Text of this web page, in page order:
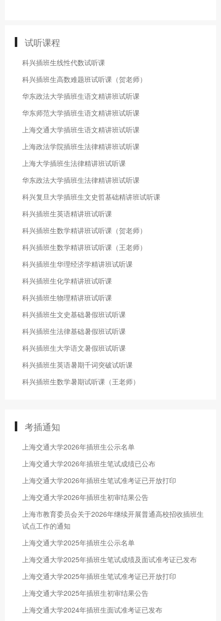
试听课程
科兴插班生线性代数试听课
科兴插班生高数难题班试听课（贺老师）
华东政法大学插班生语文精讲班试听课
华东师范大学插班生语文精讲班试听课
上海交通大学插班生语文精讲班试听课
上海政法学院插班生法律精讲班试听课
上海大学插班生法律精讲班试听课
华东政法大学插班生法律精讲班试听课
科兴复旦大学插班生文史哲基础精讲班试听课
科兴插班生英语精讲班试听课
科兴插班生数学精讲班试听课（贺老师）
科兴插班生数学精讲班试听课（王老师）
科兴插班生华理经济学精讲班试听课
科兴插班生化学精讲班试听课
科兴插班生物理精讲班试听课
科兴插班生文史基础暑假班试听课
科兴插班生法律基础暑假班试听课
科兴插班生大学语文暑假班试听课
科兴插班生英语暑期千词突破试听课
科兴插班生数学暑期试听课（王老师）
考插通知
上海交通大学2026年插班生公示名单
上海交通大学2026年插班生笔试成绩已公布
上海交通大学2026年插班生笔试准考证已开放打印
上海交通大学2026年插班生初审结果公告
上海市教育委员会关于2026年继续开展普通高校招收插班生
试点工作的通知
上海交通大学2025年插班生公示名单
上海交通大学2025年插班生笔试成绩及面试准考证已发布
上海交通大学2025年插班生笔试准考证已开放打印
上海交通大学2025年插班生初审结果公告
上海交通大学2024年插班生面试准考证已发布